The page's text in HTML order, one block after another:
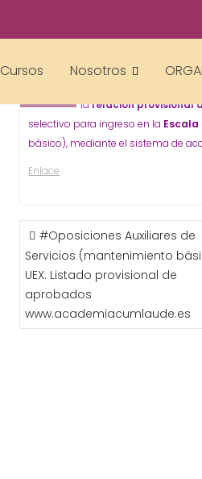
Cursos Nosotros
5 admin
El 5 de junio de 2019, se
larelación provisional
selectivo para ingreso en la Escala
básico), mediante el sistema de
Enlace
NAVEGACIÓN
DE
ENTRADAS
#Oposiciones Auxiliares de
Servicios (mantenimiento
UEX. Listado provisional de
aprobados
www.academiacumlaude.es